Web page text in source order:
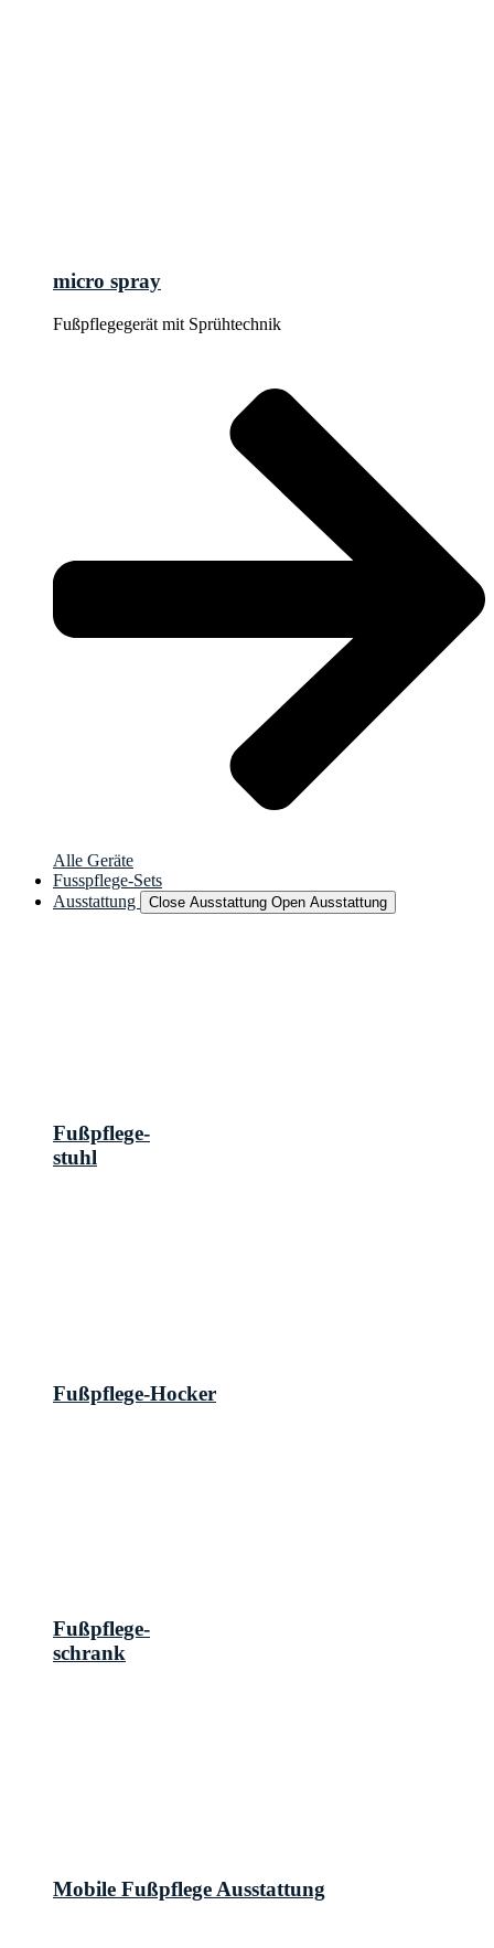
micro spray
Fußpflegegerät mit Sprühtechnik
Alle Geräte
Fusspflege-Sets
Ausstattung
Close Ausstattung Open Ausstattung
Fußpflege-
stuhl
Fußpflege-Hocker
Fußpflege-
schrank
Mobile Fußpflege Ausstattung